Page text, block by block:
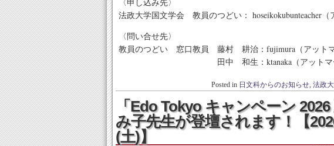
法政大学国文学会 教員のつどい： hoseikokubunteacher（
〈問い合せ先〉
教員のつどい 窓口教員 藤村 耕治：fujimura（アットマ
田中 和生：ktanaka（アットマーク
Posted in 日文科からのお知らせ, 法政
「Edo Tokyo キャンペーン
み子先生が登壇されます！【
(土)】